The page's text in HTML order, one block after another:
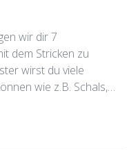
wir dir 7
dem Stricken zu
wirst du viele
wie z.B. Schals,…